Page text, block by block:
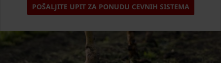
POŠALJITE UPIT ZA PONUDU CEVNIH SISTEMA